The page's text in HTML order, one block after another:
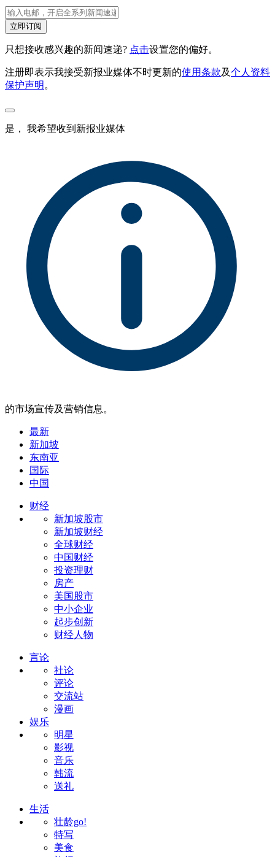
立即订阅
只想接收感兴趣的新闻速递? 点击设置您的偏好。
注册即表示我接受新报业媒体不时更新的使用条款及个人资料
保护声明 。
是， 我希望收到新报业媒体
的市场宣传及营销信息。
最新
新加坡
东南亚
国际
中国
财经
新加坡股市
新加坡财经
全球财经
中国财经
投资理财
房产
美国股市
中小企业
起步创新
财经人物
言论
社论
评论
交流站
漫画
娱乐
明星
影视
音乐
韩流
送礼
生活
壮龄go!
特写
美食